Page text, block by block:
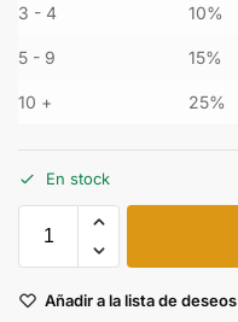
3 - 4 10%
5 - 9 15%
10 + 25%
En stock
Añadir a la lista de deseos